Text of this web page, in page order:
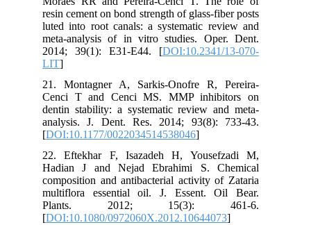
resin cement on bond strength of glass-fiber posts
luted into root canals: a systematic review and
meta-analysis of in vitro studies. Oper. Dent.
2014; 39(1): E31-E44. [DOI:10.2341/13-070-
LIT
21. Montagner A, Sarkis-Onofre R, Pereira-
Cenci T and Cenci MS. MMP inhibitors on
dentin stability: a systematic review and meta-
analysis. J. Dent. Res. 2014; 93(8): 733-43.
[DOI:10.1177/0022034514538046
22. Eftekhar F, Isazadeh H, Yousefzadi M,
Hadian J and Nejad Ebrahimi S. Chemical
composition and antibacterial activity of Zataria
multiflora essential oil. J. Essent. Oil Bear.
Plants. 2012; 15(3): 461-6.
[DOI:10.1080/0972060X.2012.10644073